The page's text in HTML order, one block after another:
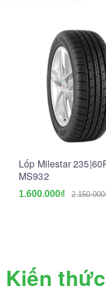
Lốp Milestar
MS932
1.600.000₫
Kiến